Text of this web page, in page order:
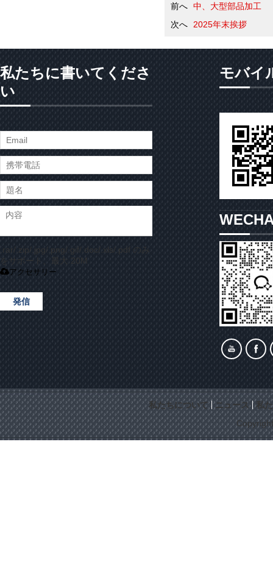
前へ 中、大型部品加工
次へ
2025年末挨拶
私たちに書いてくださ
い
.rar/.zip/.jpg/.png/.gif/.doc/.xls/.pdf のみ
をサポート、最大 20M
アクセサリー
発信
モバイ
私たちについて ニュース
私